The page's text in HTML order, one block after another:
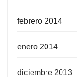
febrero 2014
enero 2014
diciembre 2013